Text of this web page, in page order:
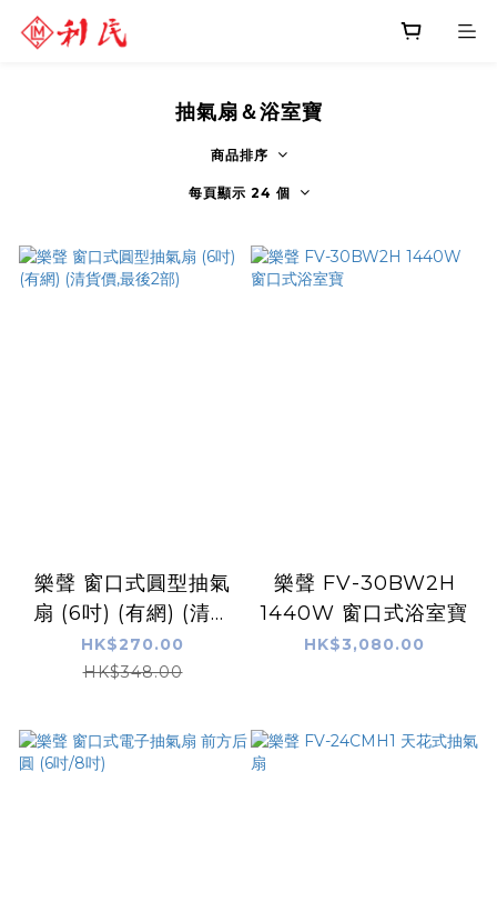
抽氣扇＆浴室寶
商品排序
每頁顯示 24 個
樂聲 窗口式圓型抽氣
扇 (6吋) (有網) (清貨
價,最後2部)
HK$270.00
HK$348.00
樂聲 FV-30BW2H
1440W 窗口式浴室寶
HK$3,080.00